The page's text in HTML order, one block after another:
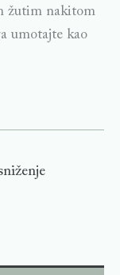
žutim nakitom
umotajte kao